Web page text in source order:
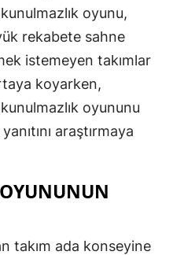
Edirne
Elazığ
Erzurum
Eskişehir
oyunu,
rekabete sahne
istemeyen takımlar
koyarken,
oyununu
araştırmaya
takım ada konseyine